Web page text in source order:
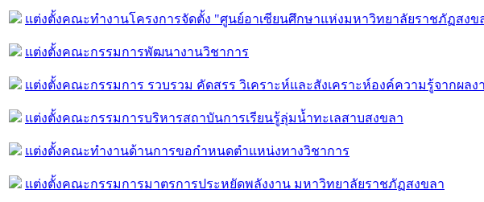
แต่งตั้งคณะทำงานโครงการจัดตั้ง "ศูนย์อาเซียนศึกษาแห่งมหาวิทยาลัยราชภัฏสงข
แต่งตั้งคณะกรรมการพัฒนางานวิชาการ
แต่งตั้งคณะกรรมการ รวบรวม คัดสรร วิเคราะห์และสังเคราะห์องค์ความรู้จากผล
แต่งตั้งคณะกรรมการบริหารสถาบันการเรียนรู้ลุ่มน้ำทะเลสาบสงขลา
แต่งตั้งคณะทำงานด้านการขอกำหนดตำแหน่งทางวิชาการ
แต่งตั้งคณะกรรมการมาตรการประหยัดพลังงาน มหาวิทยาลัยราชภัฏสงขลา